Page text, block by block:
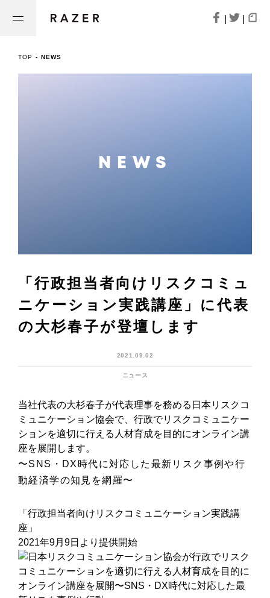
TOP - NEWS
NEWS
「行政担当者向けリスクコミュ
ニケーション実践講座」に代表
の大杉春子が登壇します
2021.09.02
ニュース
当社代表の大杉春子が代表理事を務める日本リスクコ
ミュニケーション協会で、行政でリスクコミュニケー
ションを適切に行える人材育成を目的にオンライン講
座を展開します。
〜SNS・DX時代に対応した最新リスク事例や行
動経済学の知見を網羅〜
「行政担当者向けリスクコミュニケーション実践講
座」
2021年9月9日より提供開始